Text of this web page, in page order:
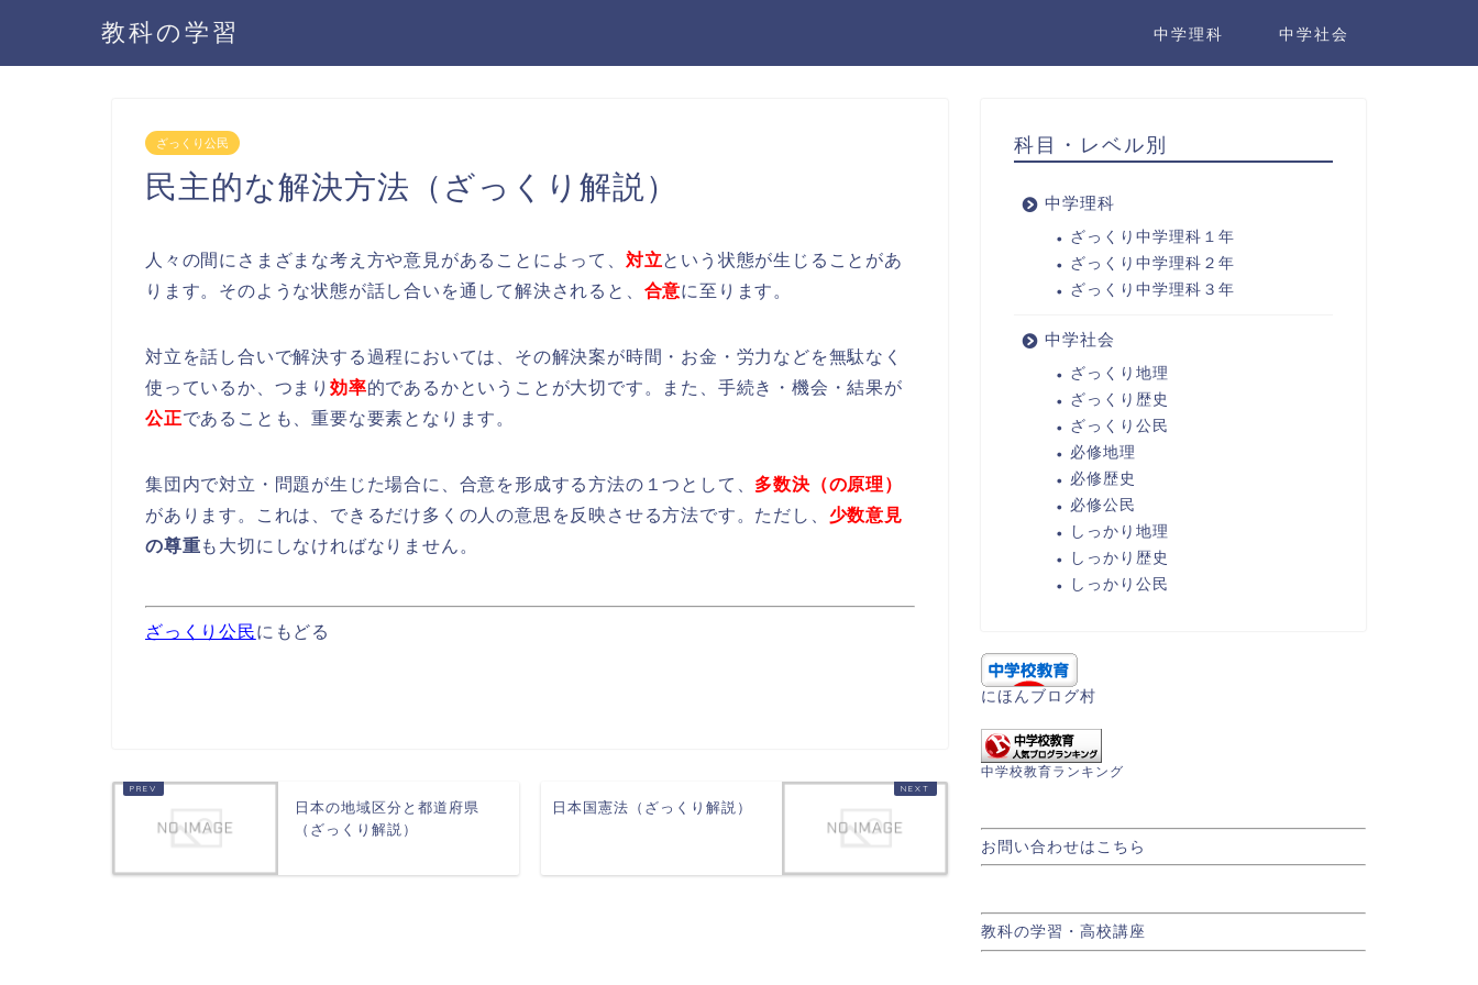
教科の学習 中学理科 中学社会
ざっくり公民
民主的な解決方法（ざっくり解説）
人々の間にさまざまな考え方や意見があることによって、 対立という状態が生じることがあ
ります。そのような状態が話し合いを通して解決されると、 合意に至ります。
対立を話し合いで解決する過程においては、その解決案が時間・お金・労力などを無駄なく
使っているか、つまり 効率的であるかということが大切です。また、手続き・機会・結果が
公正であることも、重要な要素となります。
集団内で対立・問題が生じた場合に、合意を形成する方法の１つとして、 多数決（の原理）
があります。これは、できるだけ多くの人の意思を反映させる方法です。ただし、 少数意見
の尊重も大切にしなければなりません。
ざっくり公民にもどる
日本の地域区分と都道府県
（ざっくり解説）
日本国憲法（ざっくり解説）
科目・レベル別
中学理科
ざっくり中学理科１年
ざっくり中学理科２年
ざっくり中学理科３年
中学社会
ざっくり地理
ざっくり歴史
ざっくり公民
必修地理
必修歴史
必修公民
しっかり地理
しっかり歴史
しっかり公民
にほんブログ村
中学校教育ランキング
お問い合わせはこちら
教科の学習・高校講座